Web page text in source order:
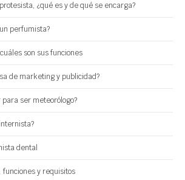
¿qué es y de qué se encarga?
perfumista?
son sus funciones
de marketing y publicidad?
ser meteorólogo?
dental
y requisitos